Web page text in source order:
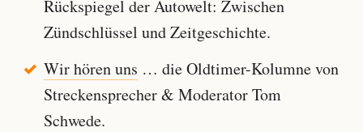
Rückspiegel der Autowelt: Zwischen
Zündschlüssel und Zeitgeschichte.
Wir hören uns … die Oldtimer-Kolumne von
Streckensprecher & Moderator Tom
Schwede.